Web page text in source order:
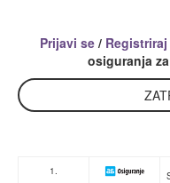
Prijavi se/ Registriraj
osiguranja
1.